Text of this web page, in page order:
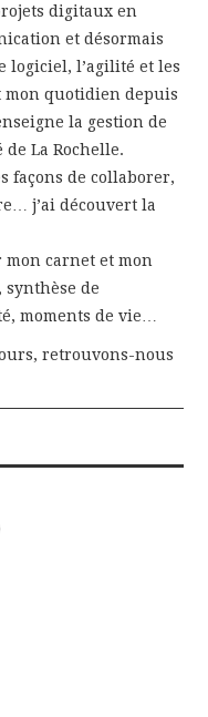
digitaux en
et désormais
logiciel, l’agilité et les
mon quotidien depuis
la gestion de
de La Rochelle.
façons de collaborer,
j’ai découvert la
carnet et mon
de
moments de vie…
retrouvons-nous